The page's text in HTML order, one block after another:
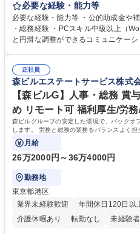
当者として業務を覚えていただき、
ジションとして活躍いただくことを期待しています
プの業務内容】 ・人事制度関連 ・
怠管理 ・官公庁への各種提出 ・法定
管理 ・福利厚生関連 ・職員からの問
業務全般 募集職種 【東京／文京区】公益財団法人の総務人事業務／年間
休日125日
必要な経験・能力等
必要な経験・能力等 ・公的助成金や
・総務経験 ・PCスキル中級以上（
と円滑な調整ができるコミュニケーション
正社員
森ビルエステートサービス株式
【森ビルG】人事・総務 賞
め リモート可 福利厚生/労
森ビルグループの安定した環境で、バックオ
します。 労務と総務の業務をバランスよく
にも挑戦できる、やりがいある環境です。
月給
26万2000円～36万4000円
勤務地
東京都港区
業界未経験歓迎
年間休日120日以
介護休暇あり
転勤なし 未経験